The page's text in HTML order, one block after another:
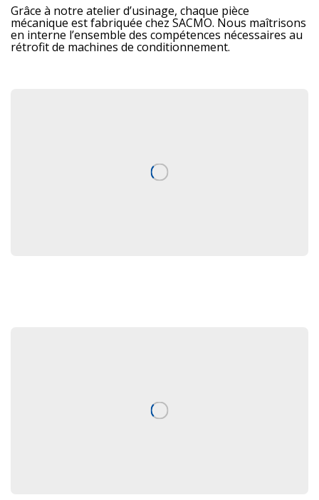
Grâce à notre atelier d’usinage, chaque pièce
mécanique est fabriquée chez SACMO. Nous maîtrisons
en interne l’ensemble des compétences nécessaires au
rétrofit de machines de conditionnement.